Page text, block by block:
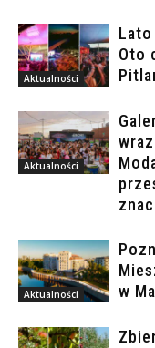
Aktualności
Oto
Aktualności
Aktualności
w